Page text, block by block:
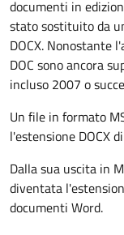
documenti in
stato sostituito da
DOCX. Nonostante
DOC sono ancora
incluso 2007 o
Un file in formato
l'estensione DOCX
Dalla sua uscita in
diventata
documenti Word.